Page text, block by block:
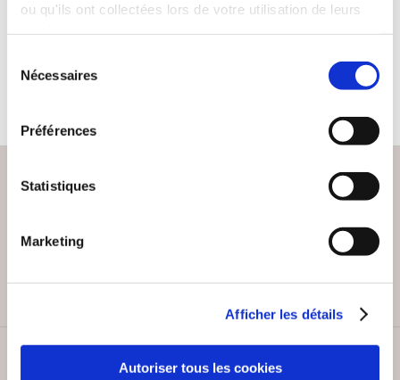
ou qu'ils ont collectées lors de votre utilisation de leurs
Nécessaires
Préférences
Statistiques
Marketing
Afficher les détails
Autoriser tous les cookies
SERVICE CLIENT